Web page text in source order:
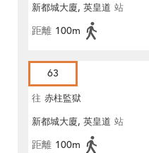
新都城大廈, 英皇道 站
距離 100m
63
往 赤柱監獄
新都城大廈, 英皇道 站
距離 100m